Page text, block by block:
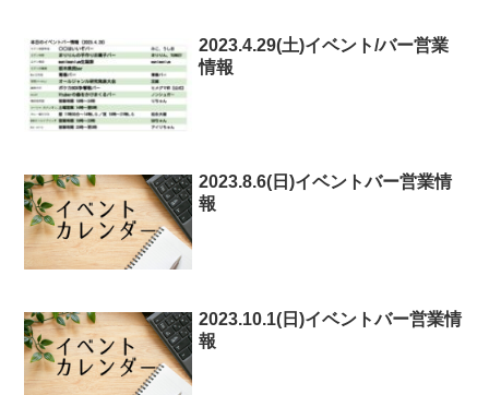
2023.4.29(土)イベント/バー営業
情報
2023.8.6(日)イベントバー営業情
報
2023.10.1(日)イベントバー営業情
報